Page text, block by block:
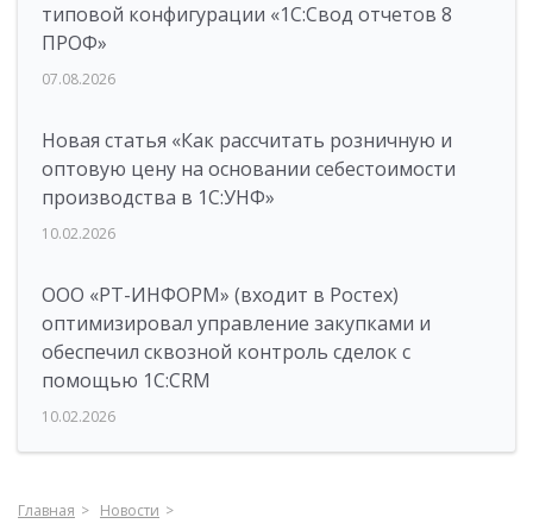
типовой конфигурации «1C:Свод отчетов 8
ПРОФ»
07.08.2026
Новая статья «Как рассчитать розничную и
оптовую цену на основании себестоимости
производства в 1С:УНФ»
10.02.2026
ООО «РТ-ИНФОРМ» (входит в Ростех)
оптимизировал управление закупками и
обеспечил сквозной контроль сделок с
помощью 1С:CRM
10.02.2026
Главная
Новости